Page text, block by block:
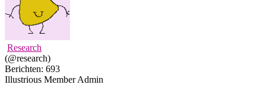
Research
(@research)
Berichten: 693
Illustrious Member Admin